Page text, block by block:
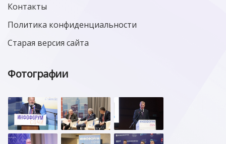
Контакты
Политика конфиденциальности
Старая версия сайта
Фотографии